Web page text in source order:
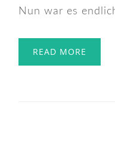
Nun war es
READ MORE